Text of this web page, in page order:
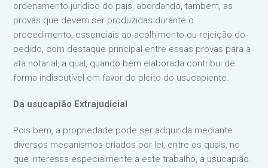
ordenamento jurídico do país, abordando, também, as
provas que devem ser produzidas durante o
procedimento, essenciais ao acolhimento ou rejeição do
pedido, com destaque principal entre essas provas para a
ata notarial, a qual, quando bem elaborada contribui de
forma indiscutível em favor do pleito do usucapiente.
Da usucapião Extrajudicial
Pois bem, a propriedade pode ser adquirida mediante
diversos mecanismos criados por lei, entre os quais, no
que interessa especialmente a este trabalho, a usucapião.